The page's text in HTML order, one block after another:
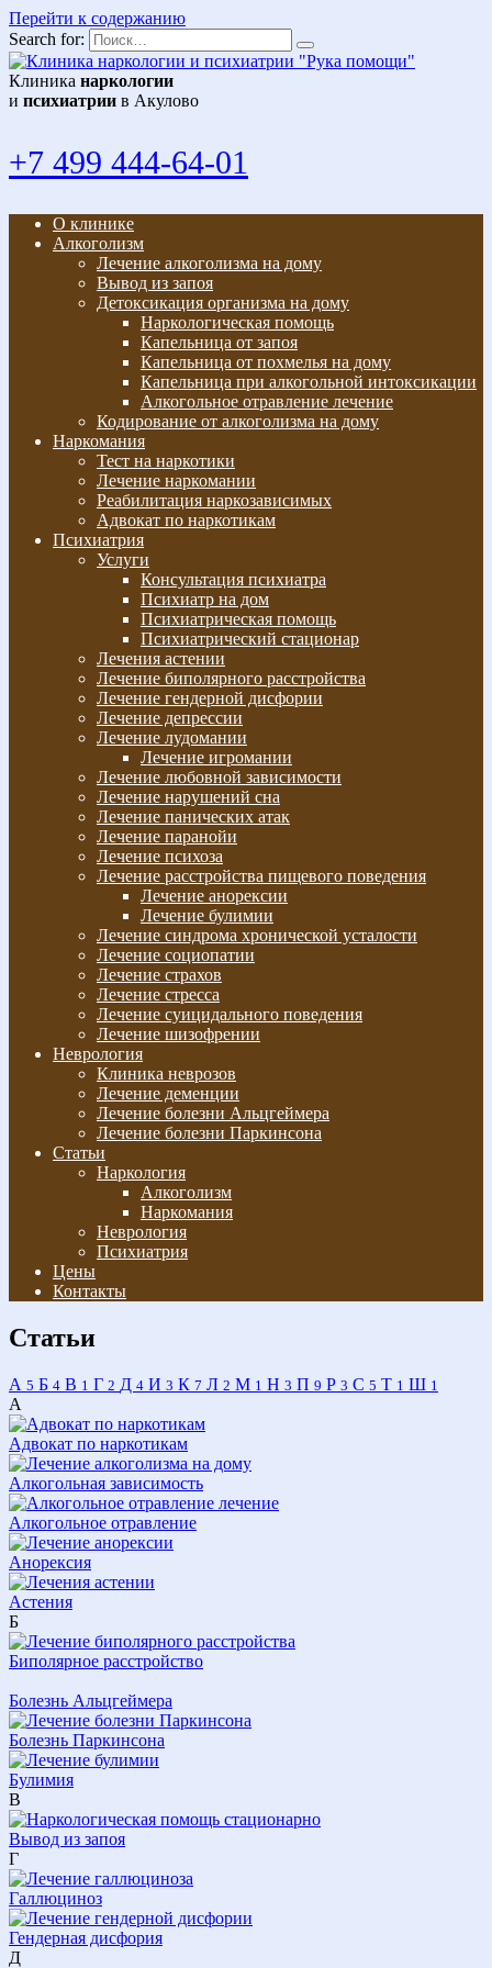
Перейти к содержанию
Search for:
Клиника наркологии
и психиатрии в Акулово
+7 499 444-64-01
О клинике
Алкоголизм
Лечение алкоголизма на дому
Вывод из запоя
Детоксикация организма на дому
Наркологическая помощь
Капельница от запоя
Капельница от похмелья на дому
Капельница при алкогольной интоксикации
Алкогольное отравление лечение
Кодирование от алкоголизма на дому
Наркомания
Тест на наркотики
Лечение наркомании
Реабилитация наркозависимых
Адвокат по наркотикам
Психиатрия
Услуги
Консультация психиатра
Психиатр на дом
Психиатрическая помощь
Психиатрический стационар
Лечения астении
Лечение биполярного расстройства
Лечение гендерной дисфории
Лечение депрессии
Лечение лудомании
Лечение игромании
Лечение любовной зависимости
Лечение нарушений сна
Лечение панических атак
Лечение паранойи
Лечение психоза
Лечение расстройства пищевого поведения
Лечение анорексии
Лечение булимии
Лечение синдрома хронической усталости
Лечение социопатии
Лечение страхов
Лечение стресса
Лечение суицидального поведения
Лечение шизофрении
Неврология
Клиника неврозов
Лечение деменции
Лечение болезни Альцгеймера
Лечение болезни Паркинсона
Статьи
Наркология
Алкоголизм
Наркомания
Неврология
Психиатрия
Цены
Контакты
Статьи
А 5 Б 4 В 1 Г 2 Д 4 И 3 К 7 Л 2 М 1 Н 3 П 9 Р 3 С 5 Т 1 Ш 1
А
Адвокат по наркотикам
Алкогольная зависимость
Алкогольное отравление
Анорексия
Астения
Б
Биполярное расстройство
Болезнь Альцгеймера
Болезнь Паркинсона
Булимия
В
Вывод из запоя
Г
Галлюциноз
Гендерная дисфория
Д